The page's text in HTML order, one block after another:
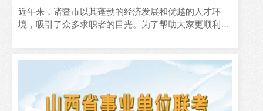
近年来，诸暨市以其蓬勃的经济发展和优越的人才环
境，吸引了众多求职者的目光。为了帮助大家更顺利地